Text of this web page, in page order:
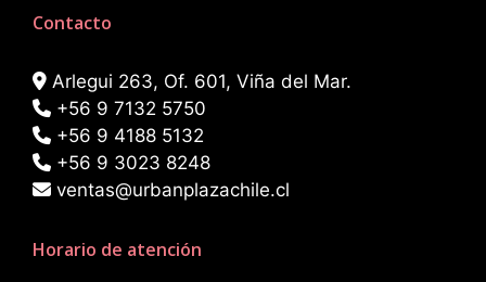
Contacto
Arlegui 263, Of. 601, Viña del Mar.
+56 9 7132 5750
+56 9 4188 5132
+56 9 3023 8248
ventas@urbanplazachile.cl
Horario de atención